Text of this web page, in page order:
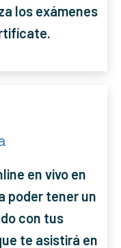
los exámenes
en vivo en
poder tener un
con tus
te asistirá en